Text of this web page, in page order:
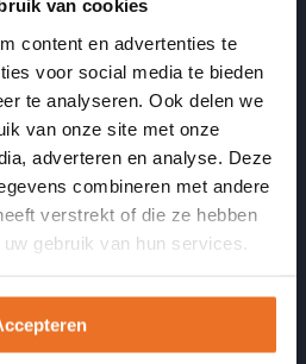
van cookies
content en advertenties te
voor social media te bieden
te analyseren. Ook delen we
van onze site met onze
adverteren en analyse. Deze
combineren met andere
verstrekt of die ze hebben
gebruik van hun services.
van oud-studenten